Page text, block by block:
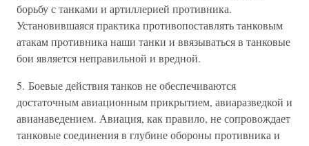
борьбу с танками и артиллерией противника.
Установившаяся практика противопоставлять танковым
атакам противника наши танки и ввязываться в танковые
бои является неправильной и вредной.
5. Боевые действия танков не обеспечиваются
достаточным авиационным прикрытием, авиаразведкой и
авианаведением. Авиация, как правило, не сопровождает
танковые соединения в глубине обороны противника и